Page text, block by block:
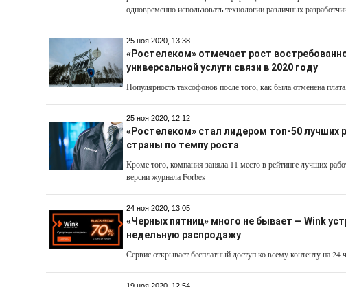
одновременно использовать технологии различных
25 ноя 2020, 13:38
«Ростелеком» отмечает рост
универсальной услуги связи в 2020 году
Популярность таксофонов после того, как была отменена
25 ноя 2020, 12:12
«Ростелеком» стал лидером топ-50 лучших
страны по темпу роста
Кроме того, компания заняла 11 место в рейтинге лучших
версии журнала Forbes
24 ноя 2020, 13:05
«Черных пятниц» много не бывает — Wink
недельную распродажу
Сервис открывает бесплатный доступ ко всему контенту на 24